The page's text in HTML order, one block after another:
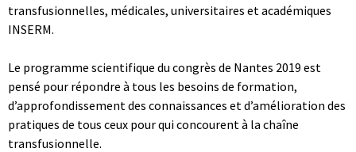
transfusionnelles, médicales, universitaires et académiques
INSERM.
Le programme scientifique du congrès de Nantes 2019 est
pensé pour répondre à tous les besoins de formation,
d’approfondissement des connaissances et d’amélioration des
pratiques de tous ceux pour qui concourent à la chaîne
transfusionnelle.